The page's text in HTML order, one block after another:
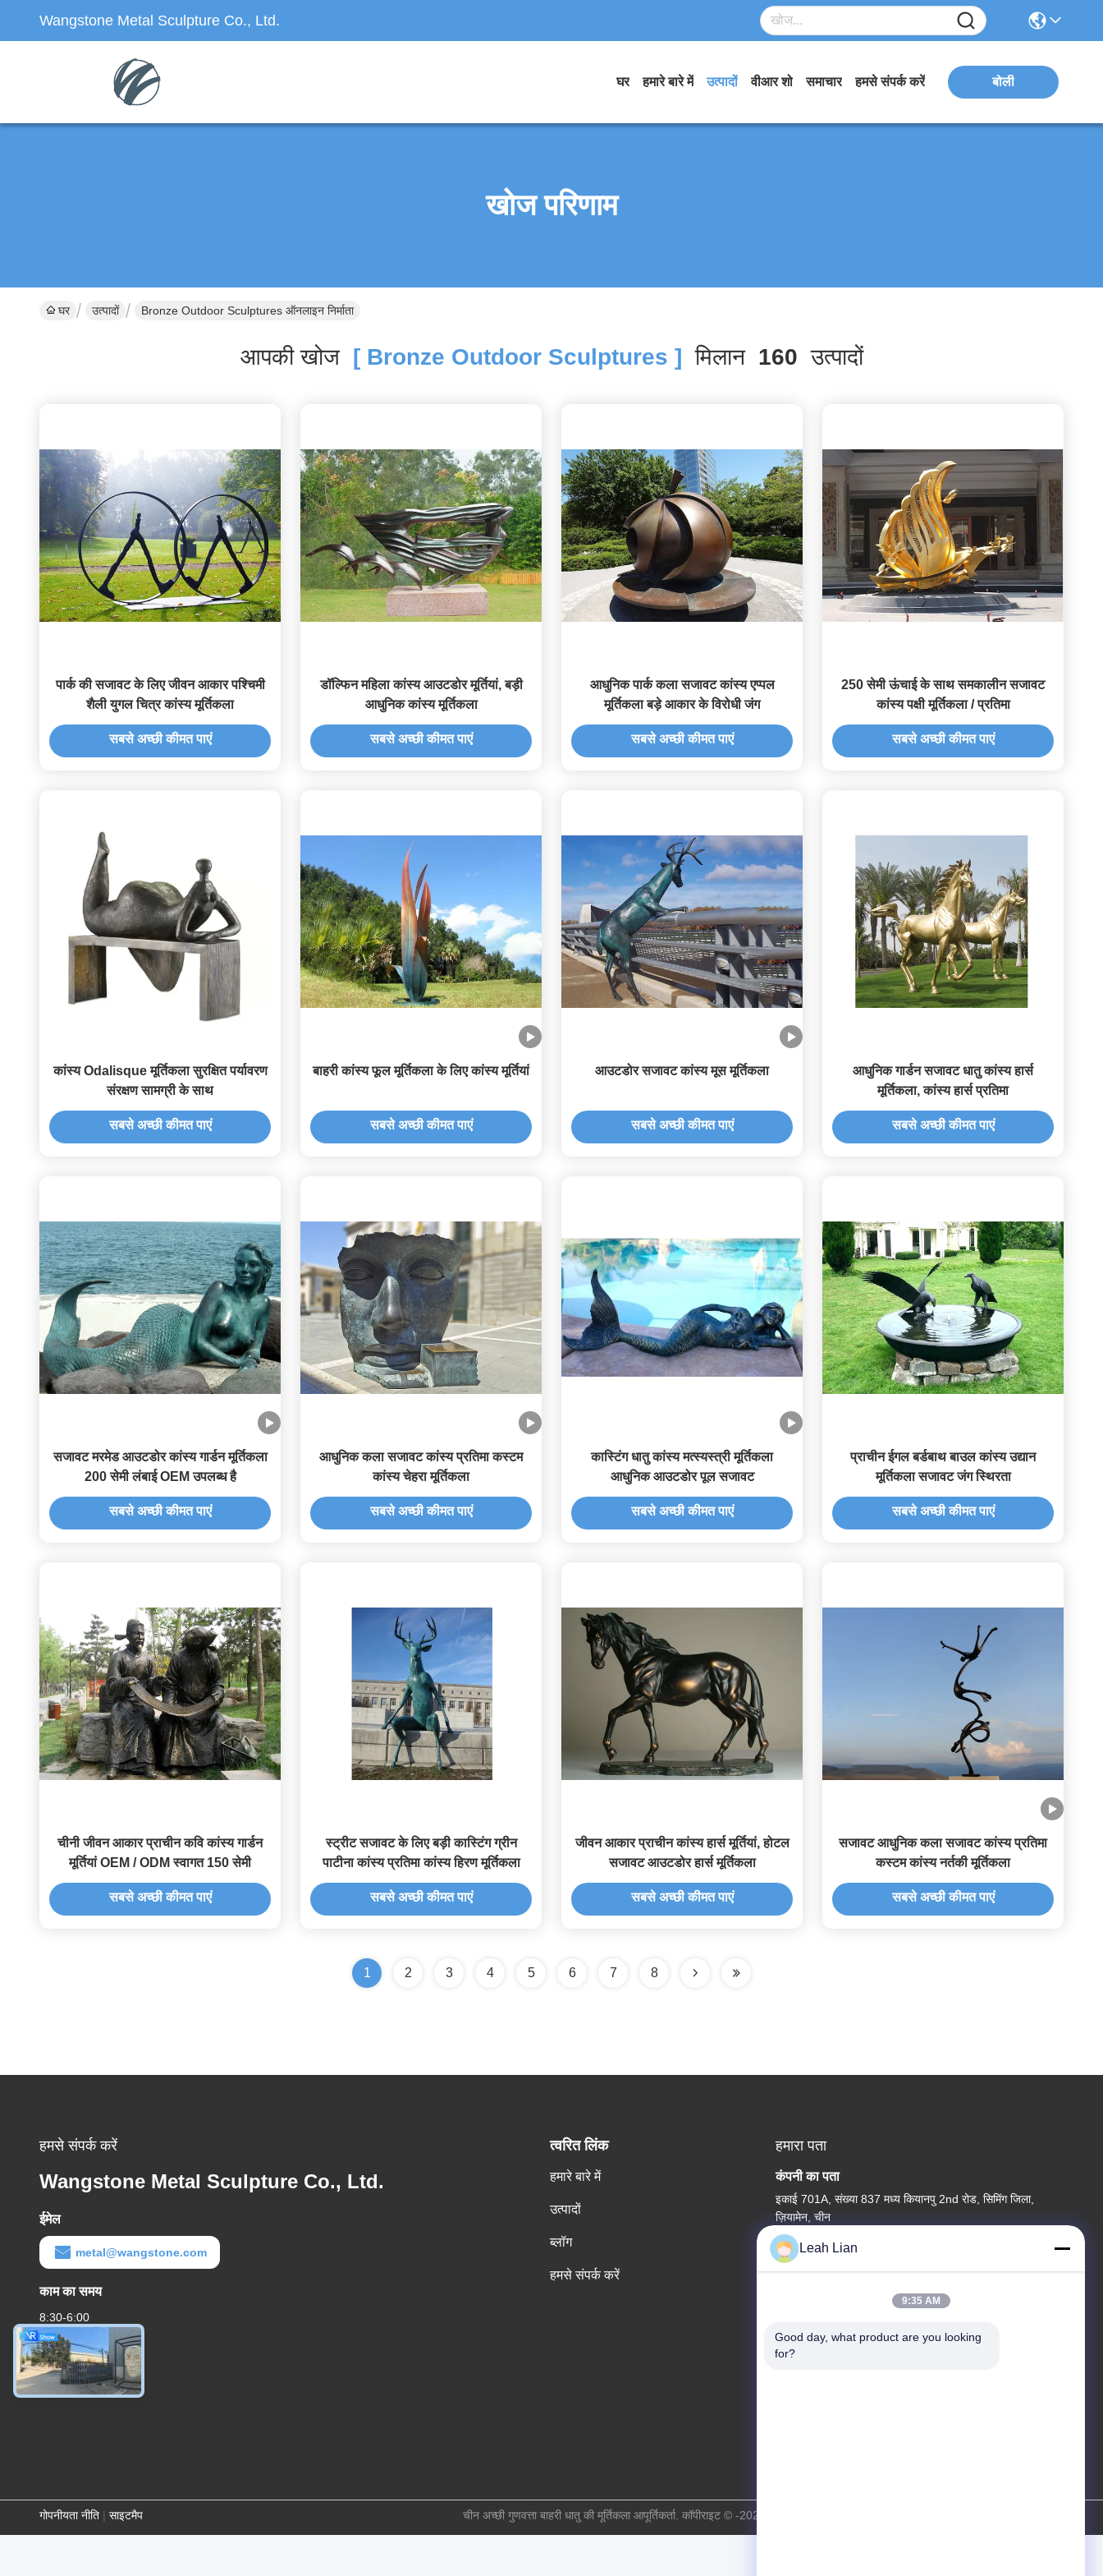
Wangstone Metal Sculpture Co., Ltd.
घर हमारे बारे में उत्पादों वीआर शो समाचार हमसे संपर्क करें बोली
खोज परिणाम
घर उत्पादों Bronze Outdoor Sculptures ऑनलाइन निर्माता
आपकी खोज[ Bronze Outdoor Sculptures ] मिलान 160 उत्पादों
पार्क की सजावट के लिए जीवन आकार पश्चिमी
शैली युगल चित्र कांस्य मूर्तिकला
सबसे अच्छी कीमत पाएं
डॉल्फिन महिला कांस्य आउटडोर मूर्तियां, बड़ी
आधुनिक कांस्य मूर्तिकला
सबसे अच्छी कीमत पाएं
आधुनिक पार्क कला सजावट कांस्य एप्पल
मूर्तिकला बड़े आकार के विरोधी जंग
सबसे अच्छी कीमत पाएं
250 सेमी ऊंचाई के साथ समकालीन सजावट
कांस्य पक्षी मूर्तिकला / प्रतिमा
सबसे अच्छी कीमत पाएं
कांस्य Odalisque मूर्तिकला सुरक्षित पर्यावरण
संरक्षण सामग्री के साथ
सबसे अच्छी कीमत पाएं
बाहरी कांस्य फूल मूर्तिकला के लिए कांस्य मूर्तियां
सबसे अच्छी कीमत पाएं
आउटडोर सजावट कांस्य मूस मूर्तिकला
सबसे अच्छी कीमत पाएं
आधुनिक गार्डन सजावट धातु कांस्य हार्स
मूर्तिकला, कांस्य हार्स प्रतिमा
सबसे अच्छी कीमत पाएं
सजावट मरमेड आउटडोर कांस्य गार्डन मूर्तिकला
200 सेमी लंबाई OEM उपलब्ध है
सबसे अच्छी कीमत पाएं
आधुनिक कला सजावट कांस्य प्रतिमा कस्टम
कांस्य चेहरा मूर्तिकला
सबसे अच्छी कीमत पाएं
कास्टिंग धातु कांस्य मत्स्यस्त्री मूर्तिकला
आधुनिक आउटडोर पूल सजावट
सबसे अच्छी कीमत पाएं
प्राचीन ईगल बर्डबाथ बाउल कांस्य उद्यान
मूर्तिकला सजावट जंग स्थिरता
सबसे अच्छी कीमत पाएं
चीनी जीवन आकार प्राचीन कवि कांस्य गार्डन
मूर्तियां OEM / ODM स्वागत 150 सेमी
सबसे अच्छी कीमत पाएं
स्ट्रीट सजावट के लिए बड़ी कास्टिंग ग्रीन
पाटीना कांस्य प्रतिमा कांस्य हिरण मूर्तिकला
सबसे अच्छी कीमत पाएं
जीवन आकार प्राचीन कांस्य हार्स मूर्तियां, होटल
सजावट आउटडोर हार्स मूर्तिकला
सबसे अच्छी कीमत पाएं
सजावट आधुनिक कला सजावट कांस्य प्रतिमा
कस्टम कांस्य नर्तकी मूर्तिकला
सबसे अच्छी कीमत पाएं
1 2 3 4 5 6 7 8
हमसे संपर्क करें
Wangstone Metal Sculpture Co., Ltd.
ईमेल
metal@wangstone.com
काम का समय
8:30-6:00
त्वरित लिंक
हमारे बारे में
उत्पादों
ब्लॉग
हमसे संपर्क करें
हमारा पता
कंपनी का पता
इकाई 701A, संख्या 837 मध्य कियानपु 2nd रोड, सिमिंग जिला,
ज़ियामेन, चीन
फैक्टरी का पता
क्रमांक 72, योंगजुन रोड, वुफेंग गांव, चोंगवु टाउन, क्वानज़ोउ, फ़ुज़ियान,
86-592-5175705
गोपनीयता नीति | साइटमैप चीन अच्छी गुणवत्ता बाहरी धातु की मूर्तिकला आपूर्तिकर्ता. कॉपीराइट © -2026 Wangstone Metal Sculpture Co., Ltd. सभी अधिकार सुरक्षित हैं।
Leah Lian
9:35 AM
Good day, what product are you looking
for?